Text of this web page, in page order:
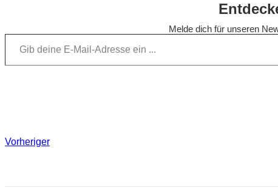
Melde dich für unseren
Gib deine E-Mail-Adresse ein …
Vorheriger